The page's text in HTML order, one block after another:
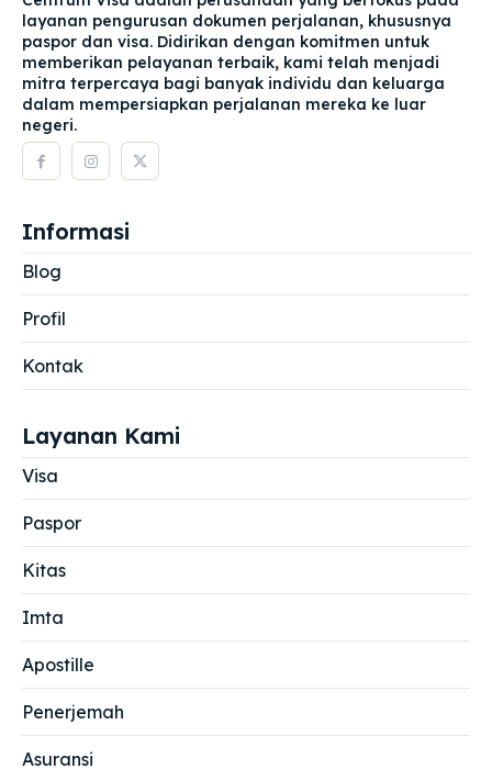
layanan pengurusan dokumen perjalanan, khususnya
paspor dan visa. Didirikan dengan komitmen untuk
memberikan pelayanan terbaik, kami telah menjadi
mitra terpercaya bagi banyak individu dan keluarga
dalam mempersiapkan perjalanan mereka ke luar
negeri.
Informasi
Blog
Profil
Kontak
Layanan Kami
Visa
Paspor
Kitas
Imta
Apostille
Penerjemah
Asuransi